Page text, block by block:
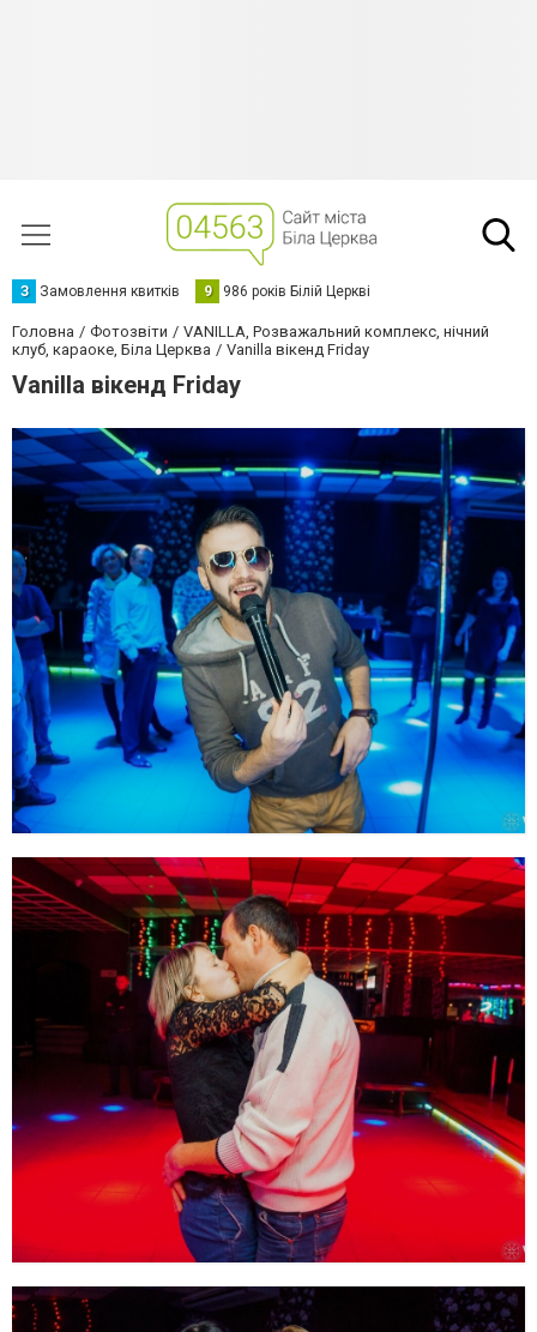
З Замовлення квитків 9 986 років Білій Церкві
Головна Фотозвіти
VANILLA, Розважальний комплекс, нічний
клуб, караоке, Біла Церква
Vanilla вікенд Friday
Vanilla вікенд Friday